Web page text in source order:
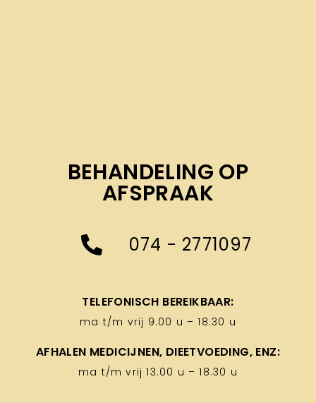
BEHANDELING OP
AFSPRAAK
074 - 2771097
TELEFONISCH BEREIKBAAR:
ma t/m vrij 9.00 u – 18.30 u
AFHALEN MEDICIJNEN, DIEETVOEDING, ENZ:
ma t/m vrij 13.00 u – 18.30 u